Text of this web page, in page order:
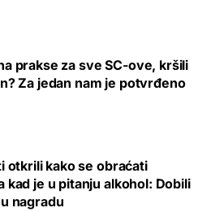
prakse za sve SC-ove, kršili
Za jedan nam je potvrđeno
otkrili kako se obraćati
kad je u pitanju alkohol: Dobili
nagradu